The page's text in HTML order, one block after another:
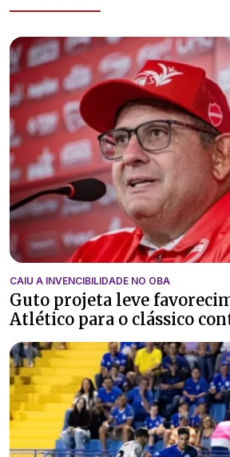
CAIU A INVENCIBILIDADE NO OBA
Guto projeta leve
Atlético para o clássico